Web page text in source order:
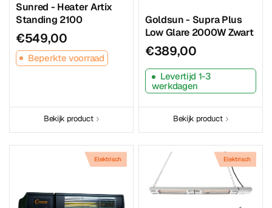
Sunred - Heater Artix
Standing 2100
€549,00
Beperkte voorraad
Bekijk product
Goldsun - Supra Plus
Low Glare 2000W Zwart
€389,00
Levertijd 1-3
werkdagen
Bekijk product
Elektrisch Elektrisch